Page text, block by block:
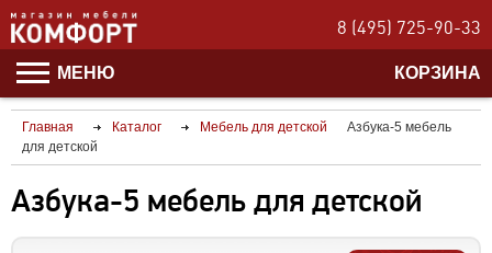
8 (495) 725-90-33
МЕНЮ КОРЗИНА
Главная Каталог Мебель для детской
Азбука-5 мебель
для детской
Азбука-5 мебель для детской